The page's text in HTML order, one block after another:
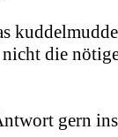
die
gern